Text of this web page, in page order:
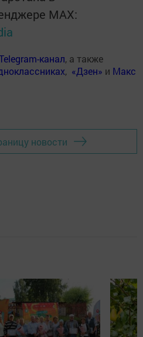
MАХ:
канал, а также
, «Дзен» и Макс
новости